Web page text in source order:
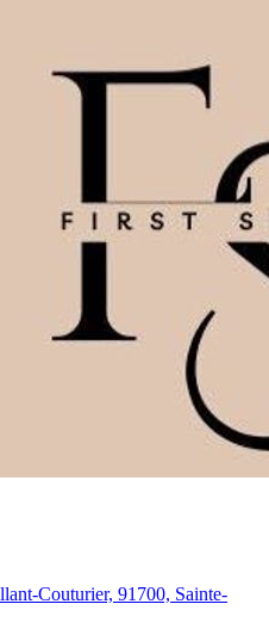
Couturier, 91700, Sainte-